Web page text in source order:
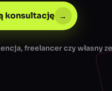
konsultację →
freelancer czy własny